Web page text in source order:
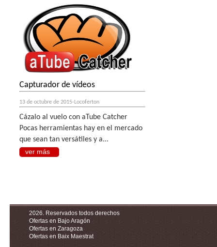
Capturador de vídeos
13 de octubre de 2015-Locoferton
Cázalo al vuelo con aTube Catcher
Pocas herramientas hay en el mercado
que sean tan versátiles y a...
ver más
2026. Reservados todos derechos
Ofertas en Bajo Aragón
Ofertas en Zaragoza
Ofertas en Baix Maestrat